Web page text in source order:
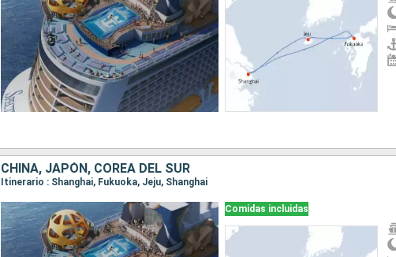
CHINA, JAPÓN, COREA DEL SUR
Itinerario : Shanghai, Fukuoka, Jeju, Shanghai
Comidas incluidas